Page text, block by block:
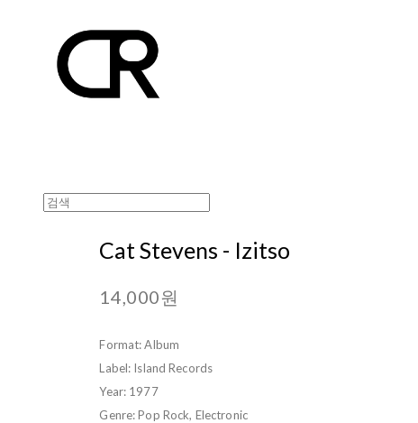
Cat Stevens - Izitso
14,000원
Format: Album
Label: Island Records
Year: 1977
Genre: Pop Rock, Electronic